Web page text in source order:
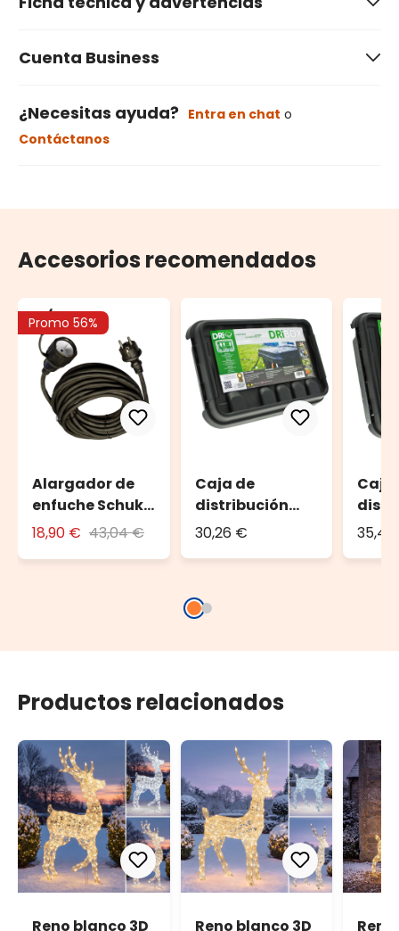
Cuenta Business
¿Necesitas ayuda? Entra en chat o
Contáctanos
Accesorios recomendados
Promo 56%
Alargador de
enfuche Schuko
10 m
18,90 € 43,04 €
Caja de
distribución
DRiBOX, 285 x
30,26 €
Caja
Productos relacionados
Reno blanco 3D Reno blanco 3D